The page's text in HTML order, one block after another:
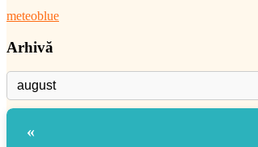
meteoblue
Arhivă
«